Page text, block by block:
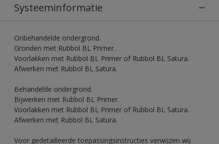
Systeeminformatie
Onbehandelde ondergrond.
Gronden met Rubbol BL Primer.
Voorlakken met Rubbol BL Primer of Rubbol BL Satura.
Afwerken met Rubbol BL Satura.
Behandelde ondergrond.
Bijwerken met Rubbol BL Primer.
Voorlakken met Rubbol BL Primer of Rubbol BL Satura.
Afwerken met Rubbol BL Satura.
Voor gedetailleerde toepassingsinstructies verwijzen wij